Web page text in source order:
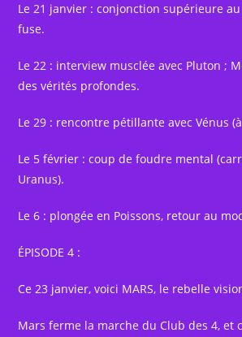
Le 21 janvier : conjonction supérieure au
fuse.
Le 22 : interview musclée avec Pluton ;
des vérités profondes.
Le 29 : rencontre pétillante avec Vénus
Le 5 février : coup de foudre mental
Uranus).
Le 6 : plongée en Poissons, retour au
ÉPISODE 4 :
Ce 23 janvier, voici MARS, le rebelle
Mars ferme la marche du Club des 4, et